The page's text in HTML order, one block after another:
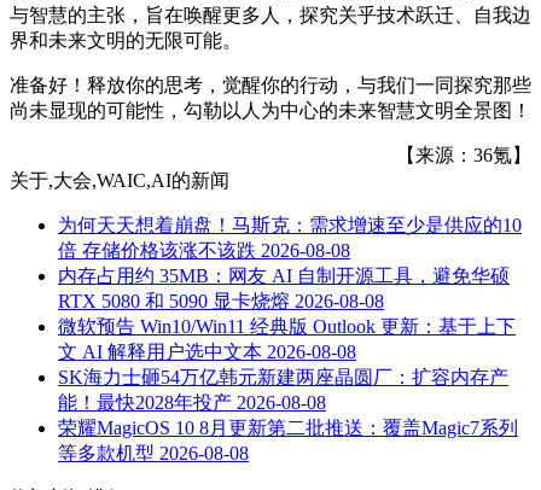
与智慧的主张，旨在唤醒更多人，探究关乎技术跃迁、自我边
界和未来文明的无限可能。
准备好！释放你的思考，觉醒你的行动，与我们一同探究那些
尚未显现的可能性，勾勒以人为中心的未来智慧文明全景图！
【来源：36氪】
关于,大会,WAIC,AI的新闻
为何天天想着崩盘！马斯克：需求增速至少是供应的10
倍 存储价格该涨不该跌 2026-08-08
内存占用约 35MB：网友 AI 自制开源工具，避免华硕
RTX 5080 和 5090 显卡烧熔 2026-08-08
微软预告 Win10/Win11 经典版 Outlook 更新：基于上下
文 AI 解释用户选中文本 2026-08-08
SK海力士砸54万亿韩元新建两座晶圆厂：扩容内存产
能！最快2028年投产 2026-08-08
荣耀MagicOS 10 8月更新第二批推送：覆盖Magic7系列
等多款机型 2026-08-08